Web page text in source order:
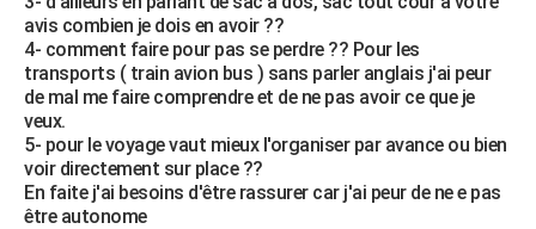
Destinations
City break
Voyage nature
Voyage de noces
Forum
Climat
+PHOTO
GUIDES D'ACHAT
BONS PLANS
CARTE DE VOEUX
Carte de Noël
Carte Bonne année
Carte Saint-Valentin
Carte Pâques
Carte d'anniversaire
DICTIONNAIRE
avis combien je dois en avoir ??
4- comment faire pour pas se perdre ?? Pour les
transports ( train avion bus ) sans parler anglais j'ai peur
de mal me faire comprendre et de ne pas avoir ce que je
veux.
5- pour le voyage vaut mieux l'organiser par avance ou bien
voir directement sur place ??
En faite j'ai besoins d'être rassurer car j'ai peur de ne e pas
être autonome